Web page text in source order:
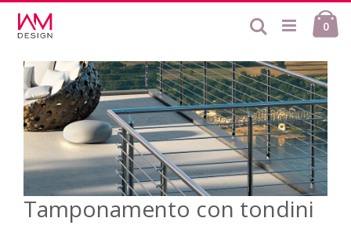
contenuto
0
Cerca
Tamponamento con tondini